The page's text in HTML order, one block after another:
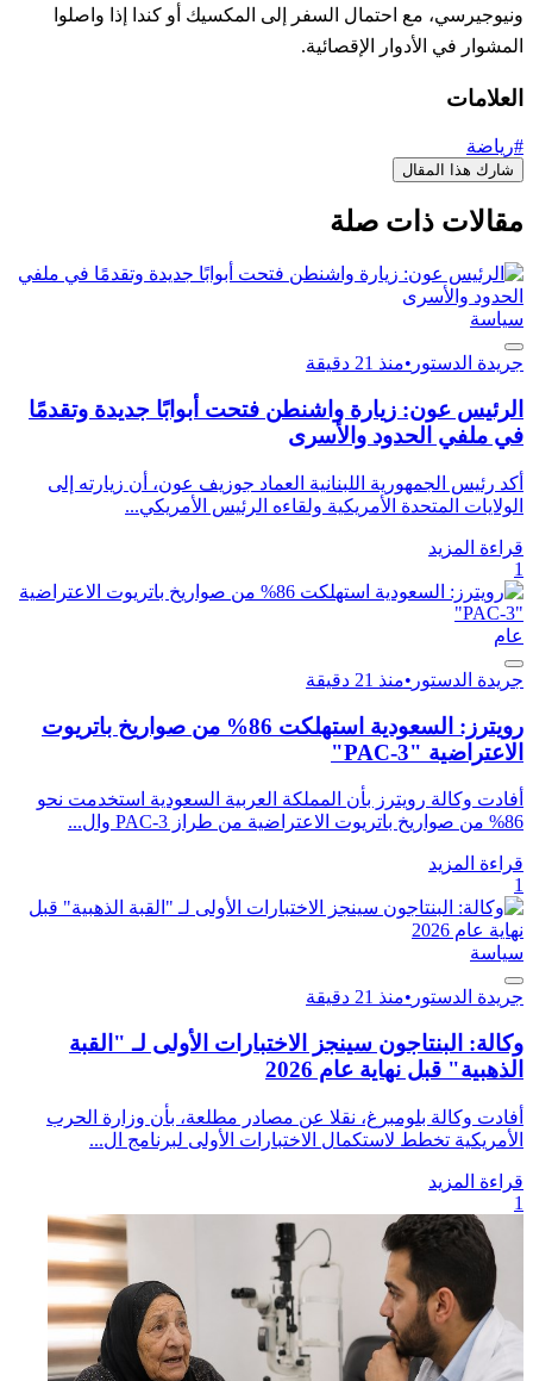
ونيوجيرسي، مع احتمال السفر إلى المكسيك أو كندا إذا واصلوا
المشوار في الأدوار الإقصائية.
العلامات
#رياضة
شارك هذا المقال
مقالات ذات صلة
سياسة
جريدة الدستور •منذ 21 دقيقة
الرئيس عون: زيارة واشنطن فتحت أبوابًا جديدة وتقدمًا
في ملفي الحدود والأسرى
أكد رئيس الجمهورية اللبنانية العماد جوزيف عون، أن زيارته إلى
الولايات المتحدة الأمريكية ولقاءه الرئيس الأمريكي...
قراءة المزيد
1
عام
جريدة الدستور •منذ 21 دقيقة
رويترز: السعودية استهلكت 86% من صواريخ باتريوت
الاعتراضية "PAC-3"
أفادت وكالة رويترز بأن المملكة العربية السعودية استخدمت نحو
86% من صواريخ باتريوت الاعتراضية من طراز PAC-3 وال...
قراءة المزيد
1
سياسة
جريدة الدستور •منذ 21 دقيقة
وكالة: البنتاجون سينجز الاختبارات الأولى لـ "القبة
الذهبية" قبل نهاية عام 2026
أفادت وكالة بلومبرغ، نقلا عن مصادر مطلعة، بأن وزارة الحرب
الأمريكية تخطط لاستكمال الاختبارات الأولى لبرنامج ال...
قراءة المزيد
1